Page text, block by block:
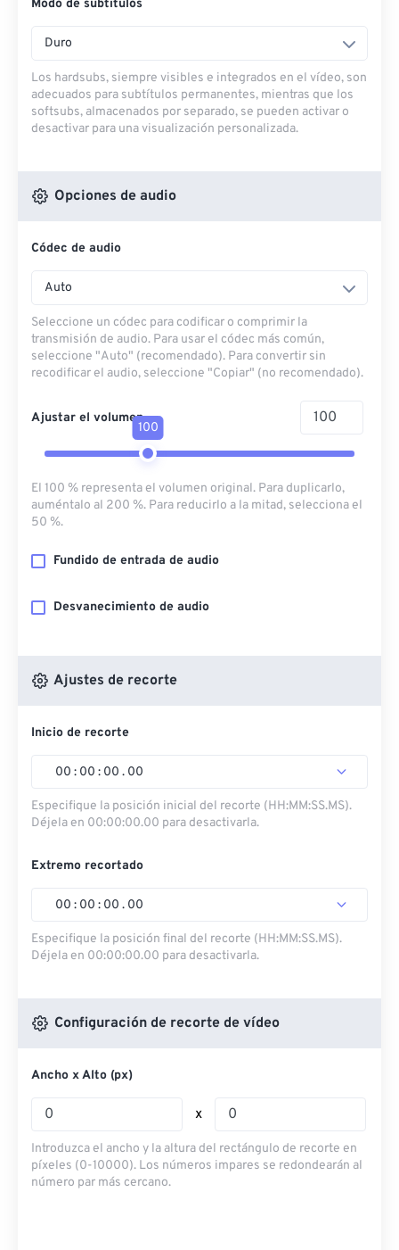
Modo de subtítulos
Duro
Los hardsubs, siempre visibles e integrados en el vídeo, son
adecuados para subtítulos permanentes, mientras que los
softsubs, almacenados por separado, se pueden activar o
desactivar para una visualización personalizada.
Opciones de audio
Códec de audio
Auto
Seleccione un códec para codificar o comprimir la
transmisión de audio. Para usar el códec más común,
seleccione "Auto" (recomendado). Para convertir sin
recodificar el audio, seleccione "Copiar" (no recomendado).
Ajustar el volumen
100
El 100 % representa el volumen original. Para duplicarlo,
auméntalo al 200 %. Para reducirlo a la mitad, selecciona el
50 %.
Fundido de entrada de audio
Desvanecimiento de audio
Ajustes de recorte
Inicio de recorte
00 : 00 : 00 . 00
Especifique la posición inicial del recorte (HH:MM:SS.MS).
Déjela en 00:00:00.00 para desactivarla.
Extremo recortado
00 : 00 : 00 . 00
Especifique la posición final del recorte (HH:MM:SS.MS).
Déjela en 00:00:00.00 para desactivarla.
Configuración de recorte de vídeo
Ancho x Alto (px)
x
Introduzca el ancho y la altura del rectángulo de recorte en
píxeles (0-10000). Los números impares se redondearán al
número par más cercano.